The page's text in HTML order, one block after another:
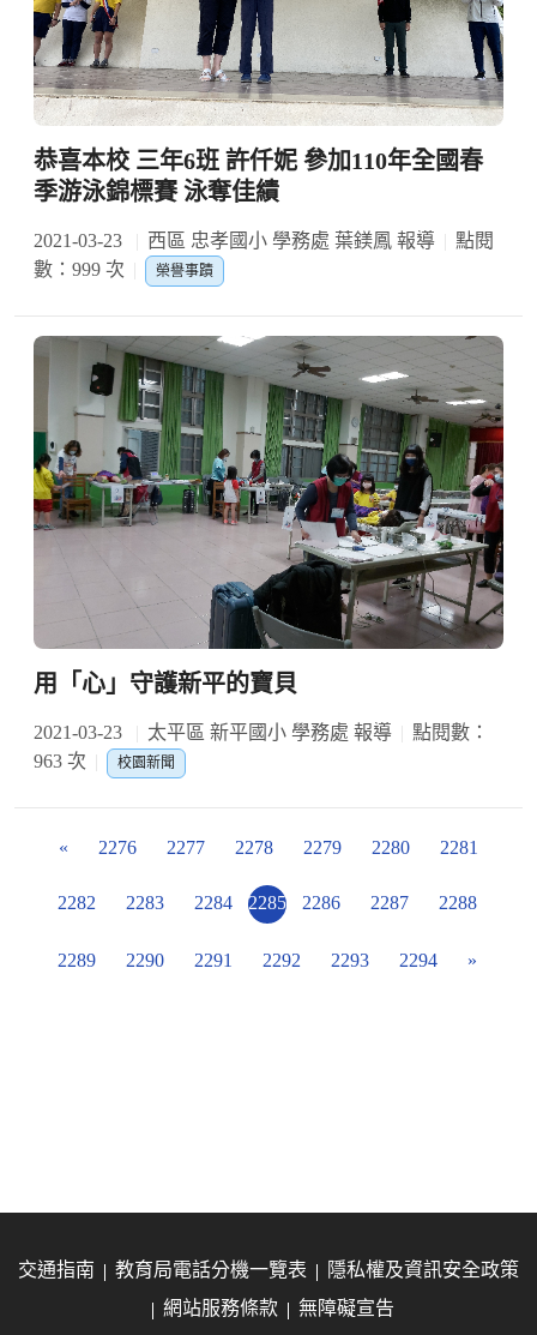
恭喜本校 三年6班 許仟妮 參加110年全國春
季游泳錦標賽 泳奪佳績
2021-03-23 西區 忠孝國小 學務處 葉鎂鳳 報導
點閱
數：999 次
榮譽事蹟
用「心」守護新平的寶貝
2021-03-23 太平區 新平國小 學務處 報導
點閱數：
963 次
校園新聞
« 2276 2277 2278 2279 2280 2281
2282 2283 2284 2285 2286 2287 2288
2289 2290 2291 2292 2293 2294 »
交通指南 教育局電話分機一覽表
隱私權及資訊安全政策
網站服務條款
無障礙宣告